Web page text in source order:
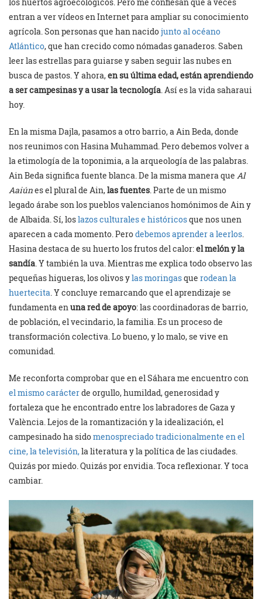
entran a ver vídeos en Internet para ampliar su conocimiento
agrícola. Son personas que han nacidojunto al océano
Atlántico, que han crecido como nómadas ganaderos. Saben
leer las estrellas para guiarse y saben seguir las nubes en
busca de pastos. Y ahora,en su última edad, están aprendiendo
a ser campesinas y a usar la tecnología. Así es la vida saharaui
hoy.
En la misma Dajla, pasamos a otro barrio, a Ain Beda, donde
nos reunimos con Hasina Muhammad. Pero debemos volver a
la etimología de la toponimia, a la arqueología de las palabras.
Ain Beda significa fuente blanca. De la misma manera que Al
Aaiúnes el plural de Ain,las fuentes. Parte de un mismo
legado árabe son los pueblos valencianos homónimos de Ain y
de Albaida. Sí, loslazos culturales e históricosque nos unen
aparecen a cada momento. Perodebemos aprender a leerlos.
Hasina destaca de su huerto los frutos del calor:el melón y la
sandía. Y también la uva. Mientras me explica todo observo las
pequeñas higueras, los olivos ylas moringasque rodean la
huertecita. Y concluye remarcando que el aprendizaje se
fundamenta enuna red de apoyo: las coordinadoras de barrio,
de población, el vecindario, la familia. Es un proceso de
transformación colectiva. Lo bueno, y lo malo, se vive en
comunidad.
Me reconforta comprobar que en el Sáhara me encuentro con
el mismo carácterde orgullo, humildad, generosidad y
fortaleza que he encontrado entre los labradores de Gaza y
València. Lejos de la romantización y la idealización, el
campesinado ha sidomenospreciado tradicionalmente en el
cine, la televisión,la literatura y la política de las ciudades.
Quizás por miedo. Quizás por envidia. Toca reflexionar. Y toca
cambiar.